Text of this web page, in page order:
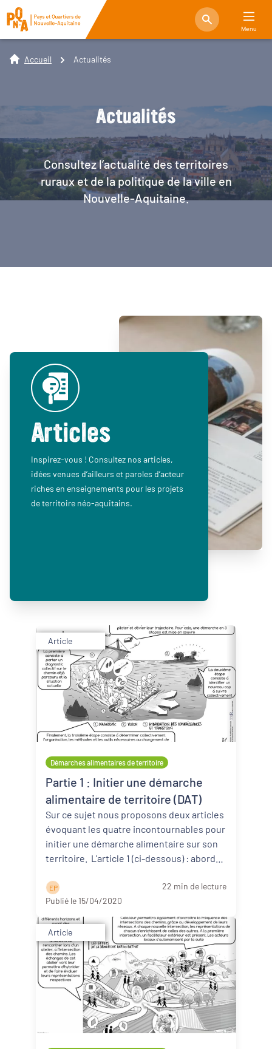
Menu
Accueil Actualités
Actualités
Consultez l’actualité des territoires
ruraux et de la politique de la ville en
Nouvelle-Aquitaine.
Articles
Inspirez-vous ! Consultez nos articles,
idées venues d’ailleurs et paroles d’acteur
riches en enseignements pour les projets
de territoire néo-aquitains.
Article
Démarches alimentaires de territoire
Partie 1 : Initier une démarche
alimentaire de territoire (DAT)
Sur ce sujet nous proposons deux articles
évoquant les quatre incontournables pour
initier une démarche alimentaire sur son
territoire. L'article 1 (ci-dessous) : aborde
E P
22 min de lecture
Publié le 15/04/2020
Article